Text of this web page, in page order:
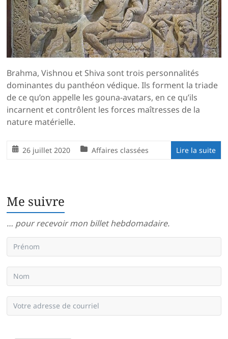
Brahma, Vishnou et Shiva sont trois personnalités
dominantes du panthéon védique. Ils forment la triade
de ce qu’on appelle les gouna-avatars, en ce qu’ils
incarnent et contrôlent les forces maîtresses de la
nature matérielle.
26 juillet 2020 Affaires classées Lire la suite
Me suivre
… pour recevoir mon billet hebdomadaire.